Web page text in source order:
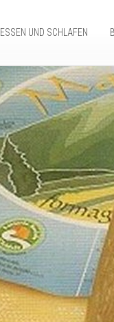
ESSEN UND SCHLAFEN